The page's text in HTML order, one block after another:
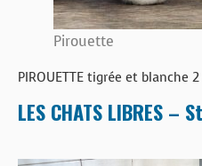
Pirouette
PIROUETTE tigrée et blanche
LES CHATS LIBRES